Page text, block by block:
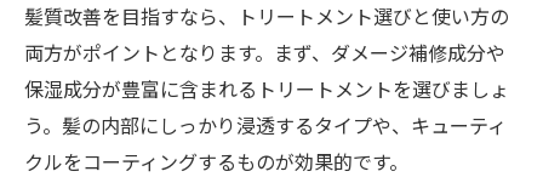
自宅ケアで差がつくトリートメント活用術
髪質改善トリートメントを自宅で続ける方
法
髪とヘアカラーの持ちを高めるホームケア
髪質改善を目指すなら、トリートメント選びと使い方の
両方がポイントとなります。まず、ダメージ補修成分や
保湿成分が豊富に含まれるトリートメントを選びましょ
う。髪の内部にしっかり浸透するタイプや、キューティ
クルをコーティングするものが効果的です。